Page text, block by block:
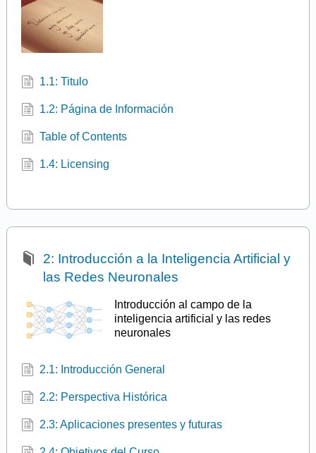
1.1: Titulo
1.2: Página de Información
Table of Contents
1.4: Licensing
2: Introducción a la Inteligencia Artificial y
las Redes Neuronales
Introducción al campo de la
inteligencia artificial y las redes
neuronales
2.1: Introducción General
2.2: Perspectiva Histórica
2.3: Aplicaciones presentes y futuras